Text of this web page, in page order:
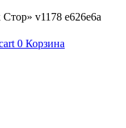
v1178 e626e6a
0 Корзина